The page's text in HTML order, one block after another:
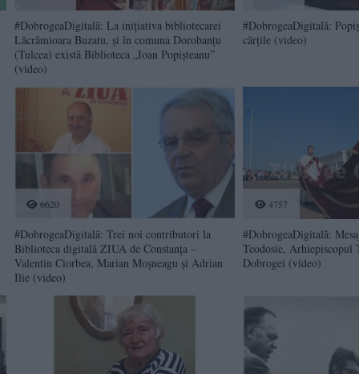
#DobrogeaDigitală: La inițiativa bibliotecarei
Lăcrămioara Buzatu, și în comuna Dorobanțu
(Tulcea) există Biblioteca „Ioan Popișteanu”
(video)
#DobrogeaDigitală:
cărţile (video)
6620
#DobrogeaDigitală: Trei noi contributori la
Biblioteca digitală ZIUA de Constanța –
Valentin Ciorbea, Marian Moșneagu și Adrian
Ilie (video)
4757
#DobrogeaDigitală:
Teodosie, Arhiepiscopul
Dobrogei (video)